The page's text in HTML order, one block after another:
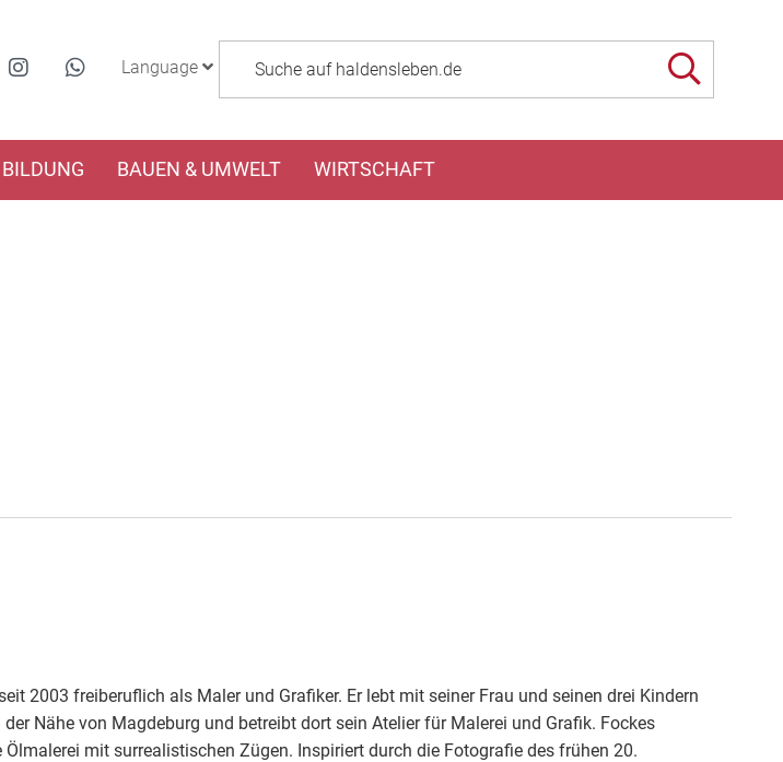
Language
BAUEN & UMWELT WIRTSCHAFT
2003 freiberuflich als Maler und Grafiker. Er lebt mit seiner Frau und seinen drei Kindern
Nähe von Magdeburg und betreibt dort sein Atelier für Malerei und Grafik. Fockes
mit surrealistischen Zügen. Inspiriert durch die Fotografie des frühen 20.